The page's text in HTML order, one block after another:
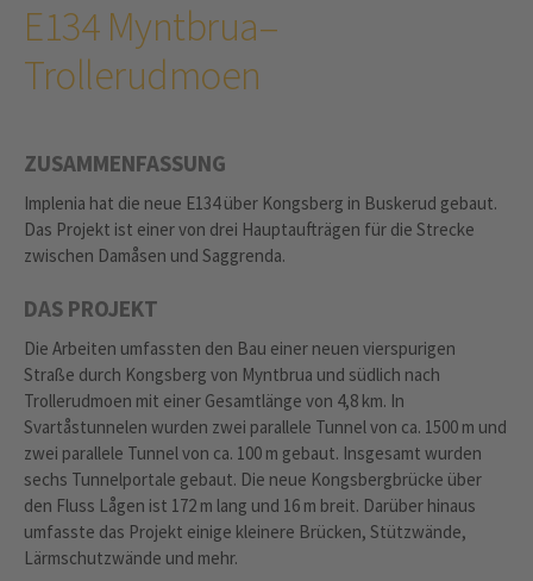
E134 Myntbrua–
Trollerudmoen
ZUSAMMENFASSUNG
Implenia hat die neue E134 über Kongsberg in Buskerud gebaut.
Das Projekt ist einer von drei Hauptaufträgen für die Strecke
zwischen Damåsen und Saggrenda.
DAS PROJEKT
Die Arbeiten umfassten den Bau einer neuen vierspurigen
Straße durch Kongsberg von Myntbrua und südlich nach
Trollerudmoen mit einer Gesamtlänge von 4,8 km. In
Svartåstunnelen wurden zwei parallele Tunnel von ca. 1500 m und
zwei parallele Tunnel von ca. 100 m gebaut. Insgesamt wurden
sechs Tunnelportale gebaut. Die neue Kongsbergbrücke über
den Fluss Lågen ist 172 m lang und 16 m breit. Darüber hinaus
umfasste das Projekt einige kleinere Brücken, Stützwände,
Lärmschutzwände und mehr.